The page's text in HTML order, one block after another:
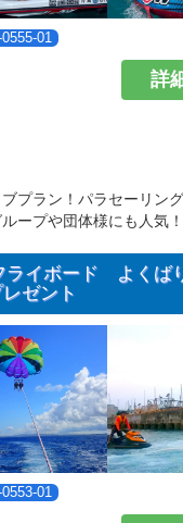
01
詳
プラン！パラセーリン
ープや団体様にも人気！
ライボード よくば
ゼント
01